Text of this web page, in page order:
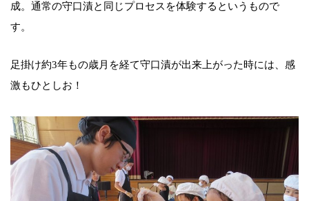
成。通常の守口漬と同じプロセスを体験するというもので
す。
足掛け約3年もの歳月を経て守口漬が出来上がった時には、感
激もひとしお！